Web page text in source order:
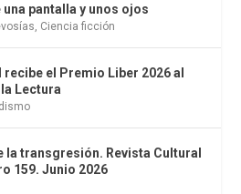
pantalla y unos ojos
Ciencia ficción
recibe el Premio Liber 2026 al
Lectura
la transgresión. Revista Cultural
159. Junio 2026